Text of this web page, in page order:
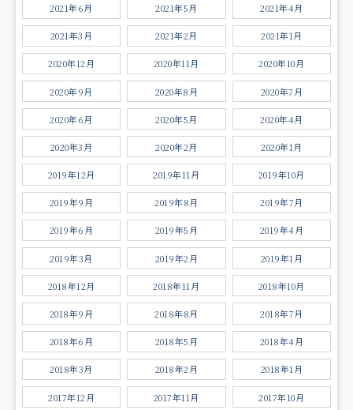
2021年6月 2021年5月 2021年4月
2021年3月 2021年2月 2021年1月
2020年12月 2020年11月 2020年10月
2020年9月 2020年8月 2020年7月
2020年6月 2020年5月 2020年4月
2020年3月 2020年2月 2020年1月
2019年12月 2019年11月 2019年10月
2019年9月 2019年8月 2019年7月
2019年6月 2019年5月 2019年4月
2019年3月 2019年2月 2019年1月
2018年12月 2018年11月 2018年10月
2018年9月 2018年8月 2018年7月
2018年6月 2018年5月 2018年4月
2018年3月 2018年2月 2018年1月
2017年12月 2017年11月 2017年10月